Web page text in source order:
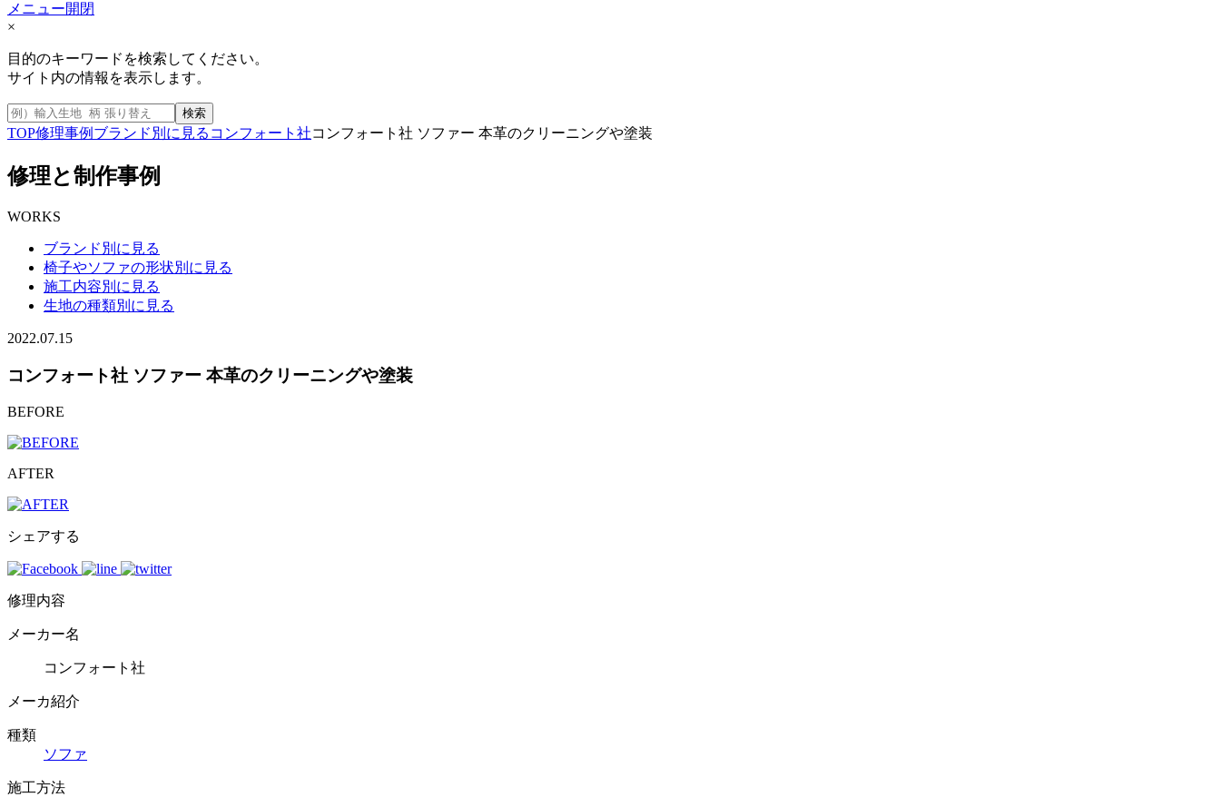
メニュー開閉
×
目的のキーワードを検索してください。
サイト内の情報を表示します。
検索
TOP修理事例 ブランド別に見る コンフォート社コンフォート社 ソファー 本革のクリーニングや塗装
修理と制作事例
WORKS
ブランド別に見る
椅子やソファの形状別に見る
施工内容別に見る
生地の種類別に見る
2022.07.15
コンフォート社 ソファー 本革のクリーニングや塗装
BEFORE
AFTER
シェアする
修理内容
メーカー名
コンフォート社
メーカ紹介
種類
ソファ
施工方法